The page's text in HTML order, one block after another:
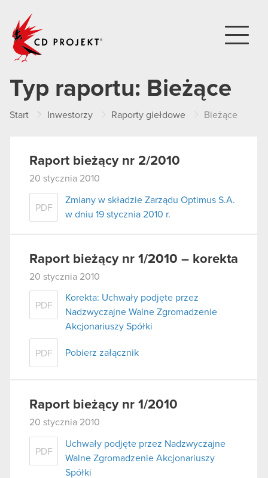
Typ raportu: Bieżące
Start Inwestorzy Raporty giełdowe Bieżące
Raport bieżący nr 2/2010
20 stycznia 2010
PDF
Zmiany w składzie Zarządu Optimus S.A.
w dniu 19 stycznia 2010 r.
Raport bieżący nr 1/2010 – korekta
20 stycznia 2010
PDF
Korekta: Uchwały podjęte przez
Nadzwyczajne Walne Zgromadzenie
Akcjonariuszy Spółki
PDF Pobierz załącznik
Raport bieżący nr 1/2010
20 stycznia 2010
PDF
Uchwały podjęte przez Nadzwyczajne
Walne Zgromadzenie Akcjonariuszy
Spółki